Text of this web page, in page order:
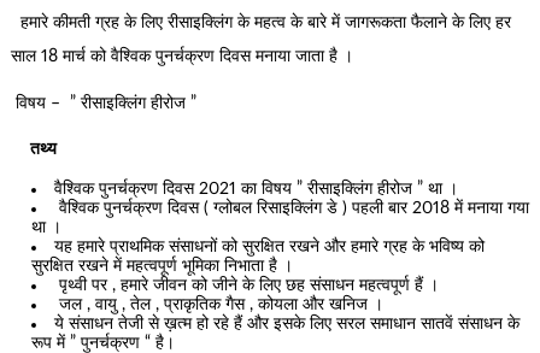
हमारे कीमती ग्रह के लिए रीसाइक्लिंग के महत्व के बारे में जागरूकता फैलाने के लिए हर
साल 18 मार्च को वैश्विक पुनर्चक्रण दिवस मनाया जाता है ।
विषय – ” रीसाइक्लिंग हीरोज ”
तथ्य
वैश्विक पुनर्चक्रण दिवस 2021 का विषय ” रीसाइक्लिंग हीरोज ” था ।
वैश्विक पुनर्चक्रण दिवस ( ग्लोबल रिसाइक्लिंग डे ) पहली बार 2018 में मनाया गया
था ।
यह हमारे प्राथमिक संसाधनों को सुरक्षित रखने और हमारे ग्रह के भविष्य को
सुरक्षित रखने में महत्वपूर्ण भूमिका निभाता है ।
पृथ्वी पर , हमारे जीवन को जीने के लिए छह संसाधन महत्वपूर्ण हैं ।
जल , वायु , तेल , प्राकृतिक गैस , कोयला और खनिज ।
ये संसाधन तेजी से ख़त्म हो रहे हैं और इसके लिए सरल समाधान सातवें संसाधन के
रूप में ” पुनर्चक्रण “ है।